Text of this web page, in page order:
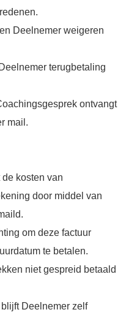
Deelnemer weigeren
terugbetaling
ontvangt
mail.
kosten van
door middel van
om deze factuur
te betalen.
niet gespreid betaald
Deelnemer zelf